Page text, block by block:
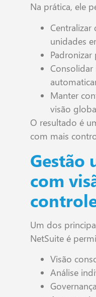
Na prática, ele
unidades
Padronizar
Consolidar
Manter
visão
O resultado é
com mais
Gestão
com
Um dos
NetSuite é
Visão
Análise